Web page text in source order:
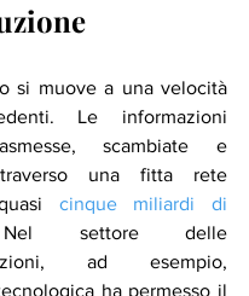
si muove a una velocità
Le informazioni
scambiate e
una fitta rete
cinque miliardi di
settore delle
ad esempio,
ha permesso il